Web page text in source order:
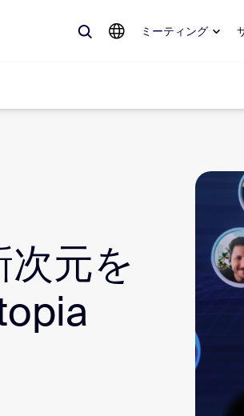
ミーティング
ているもの、トレンドになっているもの、
元を